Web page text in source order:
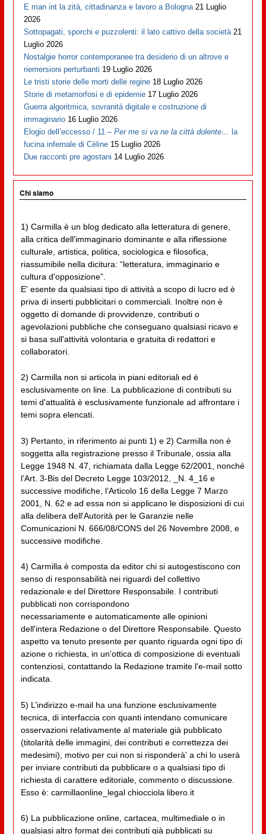
E man int la zità, cittadinanza e lavoro a Bologna 21 Luglio
2026
Sottopagati, sporchi e puzzolenti: il lato cattivo della società 21
Luglio 2026
Nostalgie horror contemporanee tra desiderio di un altrove e
riemersioni perturbanti 19 Luglio 2026
Le tristi storie delle morti delle regine 18 Luglio 2026
Storie di metamorfosi e di epidemie 17 Luglio 2026
Guerra algoritmica, sovranità digitale e costruzione di
immaginario 16 Luglio 2026
Elogio dell’eccesso / 11 –Per me si va ne la città dolente… la
fucina infernale di Cèline 15 Luglio 2026
Due racconti pre agostani 14 Luglio 2026
Chi siamo
1) Carmilla è un blog dedicato alla letteratura di genere,
alla critica dell'immaginario dominante e alla riflessione
culturale, artistica, politica, sociologica e filosofica,
riassumibile nella dicitura: “letteratura, immaginario e
cultura d'opposizione”.
E' esente da qualsiasi tipo di attività a scopo di lucro ed è
priva di inserti pubblicitari o commerciali. Inoltre non è
oggetto di domande di provvidenze, contributi o
agevolazioni pubbliche che conseguano qualsiasi ricavo e
si basa sull'attività volontaria e gratuita di redattori e
collaboratori.
2) Carmilla non si articola in piani editoriali ed è
esclusivamente on line. La pubblicazione di contributi su
temi d'attualità è esclusivamente funzionale ad affrontare i
temi sopra elencati.
3) Pertanto, in riferimento ai punti 1) e 2) Carmilla non è
soggetta alla registrazione presso il Tribunale, ossia alla
Legge 1948 N. 47, richiamata dalla Legge 62/2001, nonché
l’Art. 3-Bis del Decreto Legge 103/2012, _N. 4_16 e
successive modifiche, l’Articolo 16 della Legge 7 Marzo
2001, N. 62 e ad essa non si applicano le disposizioni di cui
alla delibera dell'Autorità per le Garanzie nelle
Comunicazioni N. 666/08/CONS del 26 Novembre 2008, e
successive modifiche.
4) Carmilla è composta da editor chi si autogestiscono con
senso di responsabilità nei riguardi del collettivo
redazionale e del Direttore Responsabile. I contributi
pubblicati non corrispondono
necessariamente e automaticamente alle opinioni
dell'intera Redazione o del Direttore Responsabile. Questo
aspetto va tenuto presente per quanto riguarda ogni tipo di
azione o richiesta, in un'ottica di composizione di eventuali
contenziosi, contattando la Redazione tramite l'e-mail sotto
indicata.
5) L’indirizzo e-mail ha una funzione esclusivamente
tecnica, di interfaccia con quanti intendano comunicare
osservazioni relativamente al materiale già pubblicato
(titolarità delle immagini, dei contributi e correttezza dei
medesimi), motivo per cui non si risponderà' a chi lo userà
per inviare contributi da pubblicare o a qualsiasi tipo di
richiesta di carattere editoriale, commento o discussione.
Esso è: carmillaonline_legal chiocciola libero.it
6) La pubblicazione online, cartacea, multimediale o in
qualsiasi altro format dei contributi già pubblicati su